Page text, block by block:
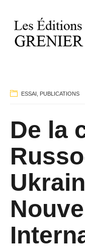
ESSAI PUBLICATIONS
De la